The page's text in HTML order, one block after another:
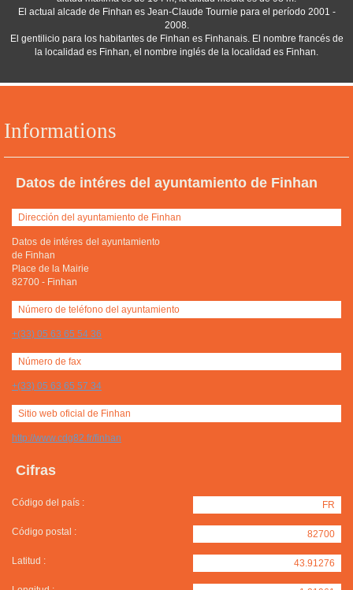
Informations
Datos de intéres del ayuntamiento de Finhan
Dirección del ayuntamiento de Finhan
Datos de intéres del ayuntamiento
de Finhan
Place de la Mairie
82700 - Finhan
Número de teléfono del ayuntamiento
+(33) 05 63 65 54 36
Número de fax
+(33) 05 63 65 57 34
Sitio web oficial de Finhan
http://www.cdg82.fr/finhan
Cifras
Código del país : FR
Código postal : 82700
Latitud : 43.91276
El actual alcade de Finhan es Jean-Claude Tournie para el período 2001 -
2008.
El gentilicio para los habitantes de Finhan es Finhanais. El nombre francés de
la localidad es Finhan, el nombre inglés de la localidad es Finhan.